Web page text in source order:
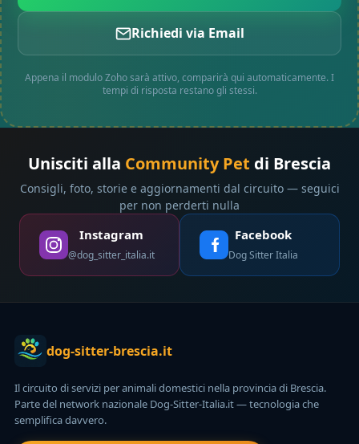
Richiedi via Email
Appena il modulo Zoho sarà attivo, comparirà qui automaticamente. I
tempi di risposta restano gli stessi.
Unisciti alla Community Pet di Brescia
Consigli, foto, storie e aggiornamenti dal circuito — seguici
per non perderti nulla
Instagram
@dog_sitter_italia.it
Facebook
Dog Sitter Italia
dog-sitter-brescia.it
Il circuito di servizi per animali domestici nella provincia di Brescia.
Parte del network nazionale Dog-Sitter-Italia.it — tecnologia che
semplifica davvero.